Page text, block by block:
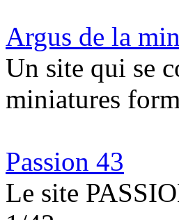
Argus de la
Un site qui se
miniatures
Passion 43
Le site